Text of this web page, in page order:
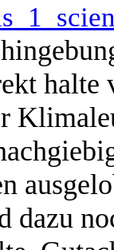
halte
dazu